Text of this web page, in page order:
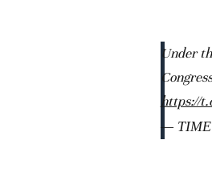
Under
https://
— TIME